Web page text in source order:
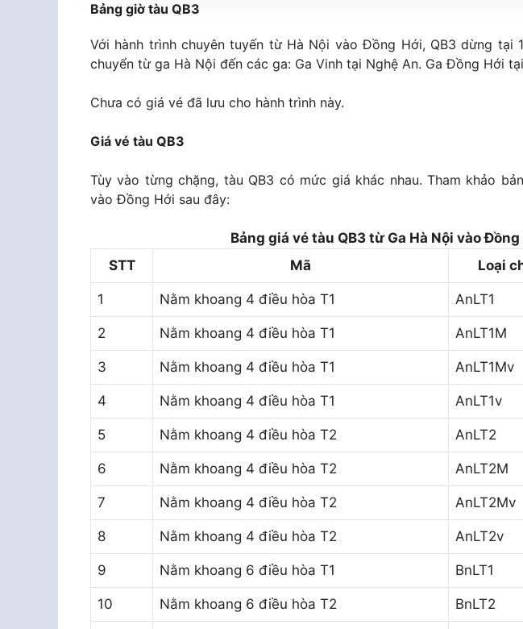
Bảng giờ tàu QB3
Với hành trình chuyên tuyến từ Hà Nội vào Đồng Hới, QB3 dừng tại
chuyển từ ga Hà Nội đến các ga: Ga Vinh tại Nghệ An. Ga Đồng Hới
Chưa có giá vé đã lưu cho hành trình này.
Giá vé tàu QB3
Tùy vào từng chặng, tàu QB3 có mức giá khác nhau. Tham khảo
vào Đồng Hới sau đây:
Bảng giá vé tàu QB3 từ Ga Hà Nội vào Đồng
STT
Mã Loại
1 Nằm khoang 4 điều hòa T1 AnLT1
2 Nằm khoang 4 điều hòa T1 AnLT1M
3 Nằm khoang 4 điều hòa T1 AnLT1Mv
4 Nằm khoang 4 điều hòa T1 AnLT1v
5 Nằm khoang 4 điều hòa T2 AnLT2
6 Nằm khoang 4 điều hòa T2 AnLT2M
7 Nằm khoang 4 điều hòa T2 AnLT2Mv
8 Nằm khoang 4 điều hòa T2 AnLT2v
9 Nằm khoang 6 điều hòa T1 BnLT1
10 Nằm khoang 6 điều hòa T2 BnLT2